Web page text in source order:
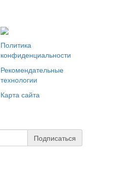
Политика
конфиденциальности
Рекомендательные
технологии
Карта сайта
Подписаться